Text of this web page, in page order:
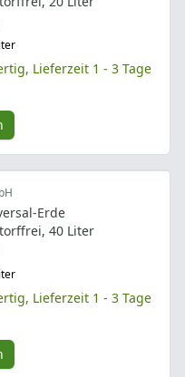
Lieferzeit 1 - 3 Tage
Erde
40 Liter
Lieferzeit 1 - 3 Tage